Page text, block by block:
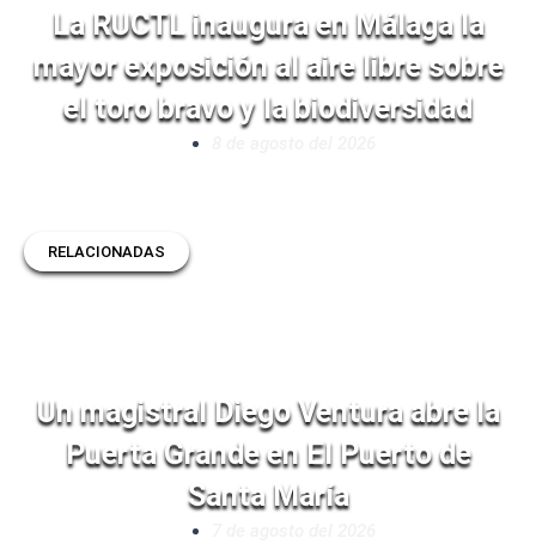
La RUCTL inaugura en Málaga la
mayor exposición al aire libre sobre
el toro bravo y la biodiversidad
RELACIONADAS
Un magistral Diego Ventura abre la
Puerta Grande en El Puerto de
Santa María